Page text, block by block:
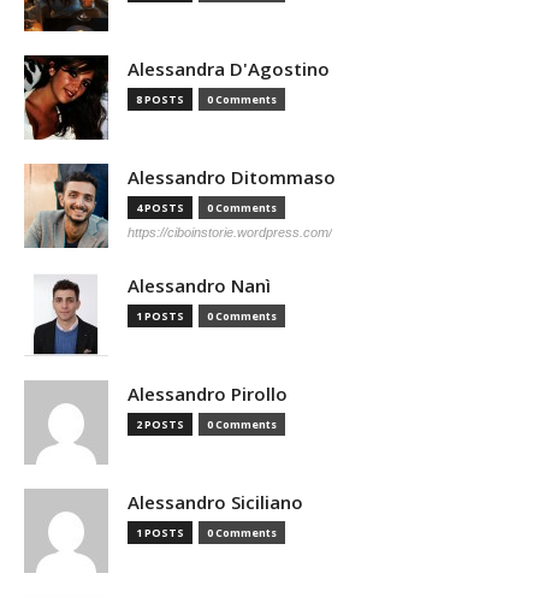
Alessandra D'Agostino
8 POSTS 0 Comments
Alessandro Ditommaso
4 POSTS 0 Comments
https://ciboinstorie.wordpress.com/
Alessandro Nanì
1 POSTS 0 Comments
Alessandro Pirollo
2 POSTS 0 Comments
Alessandro Siciliano
1 POSTS 0 Comments